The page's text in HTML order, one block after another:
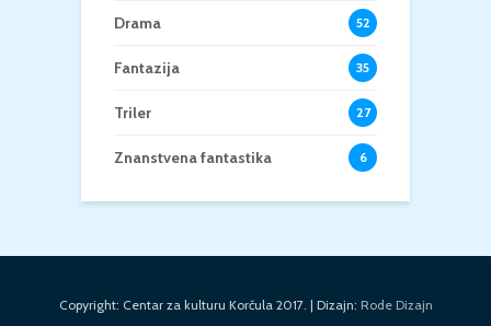
Drama 52
Fantazija 35
Triler 27
Znanstvena fantastika 6
Copyright: Centar za kulturu Korčula 2017. | Dizajn: Rode Dizajn